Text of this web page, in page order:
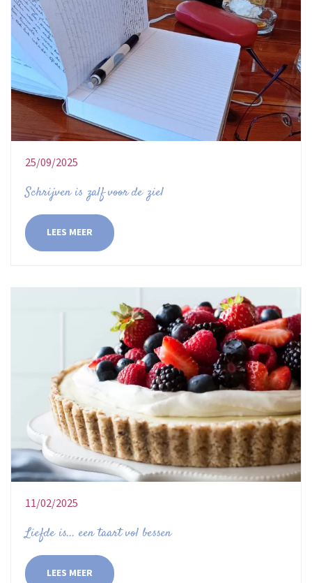
25/09/2025
Schrijven is zalf voor de ziel
LEES MEER
11/02/2025
Liefde is... een taart vol bessen
LEES MEER